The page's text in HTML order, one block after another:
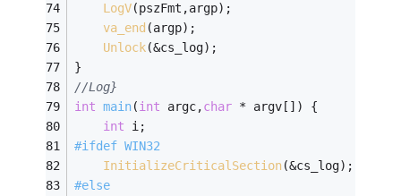
LogV(pszFmt,argp);
va_end (argp);
Unlock(&cs_log);
}
//Log}
int main(int argc,char * argv[])
{
int i;
#ifdef WIN32
InitializeCriticalSection(&cs_log);
#else